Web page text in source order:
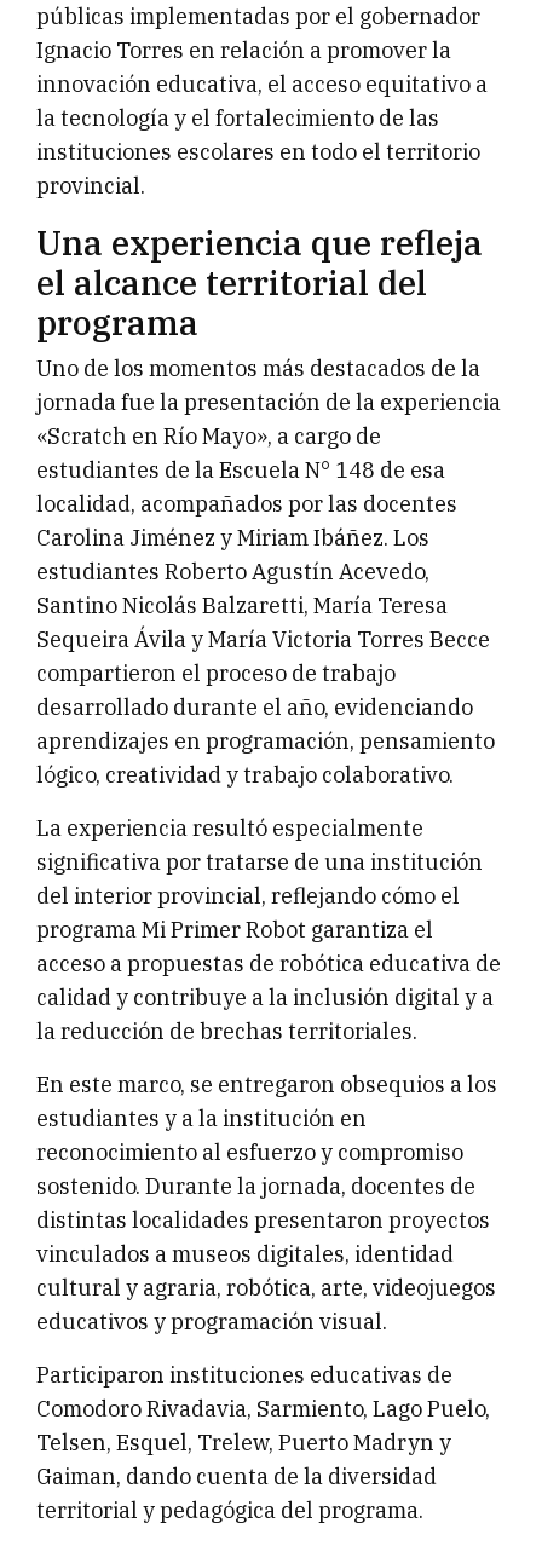
públicas implementadas por el gobernador
Ignacio Torres en relación a promover la
innovación educativa, el acceso equitativo a
la tecnología y el fortalecimiento de las
instituciones escolares en todo el territorio
provincial.
Una experiencia que refleja
el alcance territorial del
programa
Uno de los momentos más destacados de la
jornada fue la presentación de la experiencia
«Scratch en Río Mayo», a cargo de
estudiantes de la Escuela N° 148 de esa
localidad, acompañados por las docentes
Carolina Jiménez y Miriam Ibáñez. Los
estudiantes Roberto Agustín Acevedo,
Santino Nicolás Balzaretti, María Teresa
Sequeira Ávila y María Victoria Torres Becce
compartieron el proceso de trabajo
desarrollado durante el año, evidenciando
aprendizajes en programación, pensamiento
lógico, creatividad y trabajo colaborativo.
La experiencia resultó especialmente
significativa por tratarse de una institución
del interior provincial, reflejando cómo el
programa Mi Primer Robot garantiza el
acceso a propuestas de robótica educativa de
calidad y contribuye a la inclusión digital y a
la reducción de brechas territoriales.
En este marco, se entregaron obsequios a los
estudiantes y a la institución en
reconocimiento al esfuerzo y compromiso
sostenido. Durante la jornada, docentes de
distintas localidades presentaron proyectos
vinculados a museos digitales, identidad
cultural y agraria, robótica, arte, videojuegos
educativos y programación visual.
Participaron instituciones educativas de
Comodoro Rivadavia, Sarmiento, Lago Puelo,
Telsen, Esquel, Trelew, Puerto Madryn y
Gaiman, dando cuenta de la diversidad
territorial y pedagógica del programa.